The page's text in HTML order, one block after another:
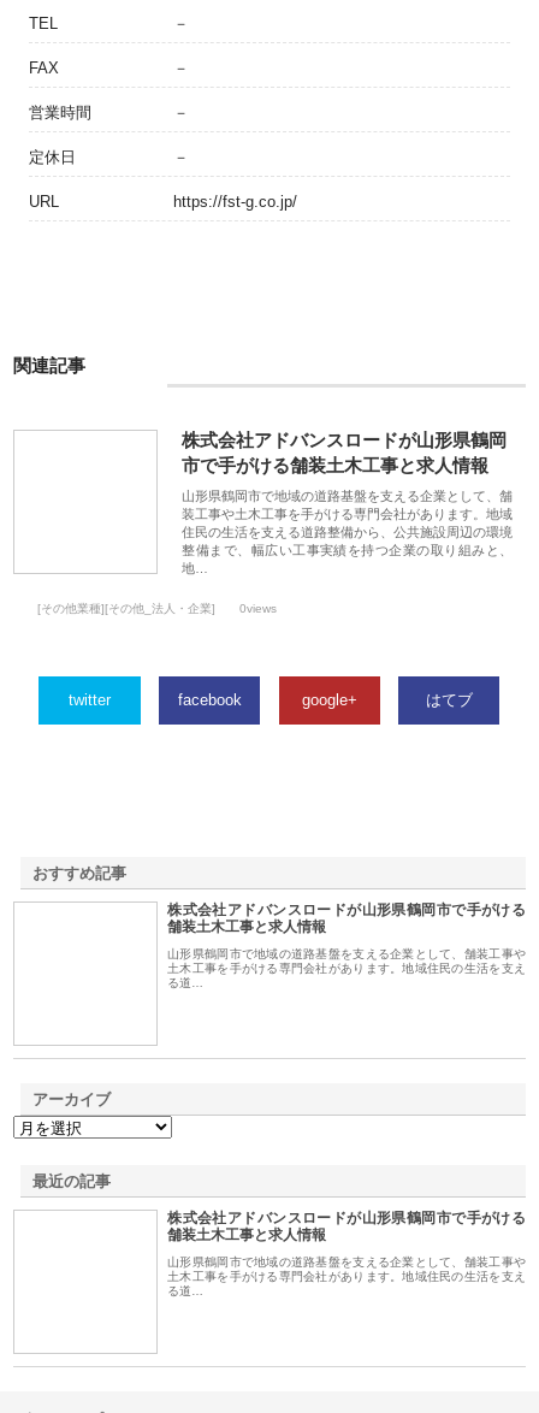
TEL －
FAX －
営業時間 －
定休日 －
URL https://fst-g.co.jp/
関連記事
株式会社アドバンスロードが山形県鶴岡
市で手がける舗装土木工事と求人情報
山形県鶴岡市で地域の道路基盤を支える企業として、舗
装工事や土木工事を手がける専門会社があります。地域
住民の生活を支える道路整備から、公共施設周辺の環境
整備まで、幅広い工事実績を持つ企業の取り組みと、
地…
[その他業種][その他_法人・企業] 0views
twitter facebook google+ はてブ
おすすめ記事
株式会社アドバンスロードが山形県鶴岡市で手がける
舗装土木工事と求人情報
山形県鶴岡市で地域の道路基盤を支える企業として、舗装工事や
土木工事を手がける専門会社があります。地域住民の生活を支え
る道…
アーカイブ
最近の記事
株式会社アドバンスロードが山形県鶴岡市で手がける
舗装土木工事と求人情報
山形県鶴岡市で地域の道路基盤を支える企業として、舗装工事や
土木工事を手がける専門会社があります。地域住民の生活を支え
る道…